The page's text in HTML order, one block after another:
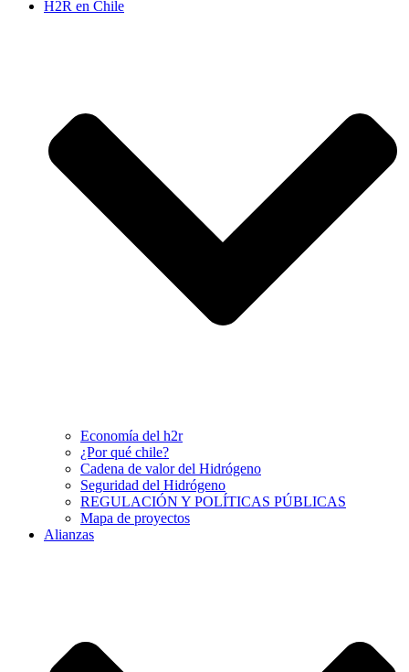
H2R en Chile
Economía del h2r
¿Por qué chile?
Cadena de valor del Hidrógeno
Seguridad del Hidrógeno
REGULACIÓN Y POLÍTICAS PÚBLICAS
Mapa de proyectos
Alianzas